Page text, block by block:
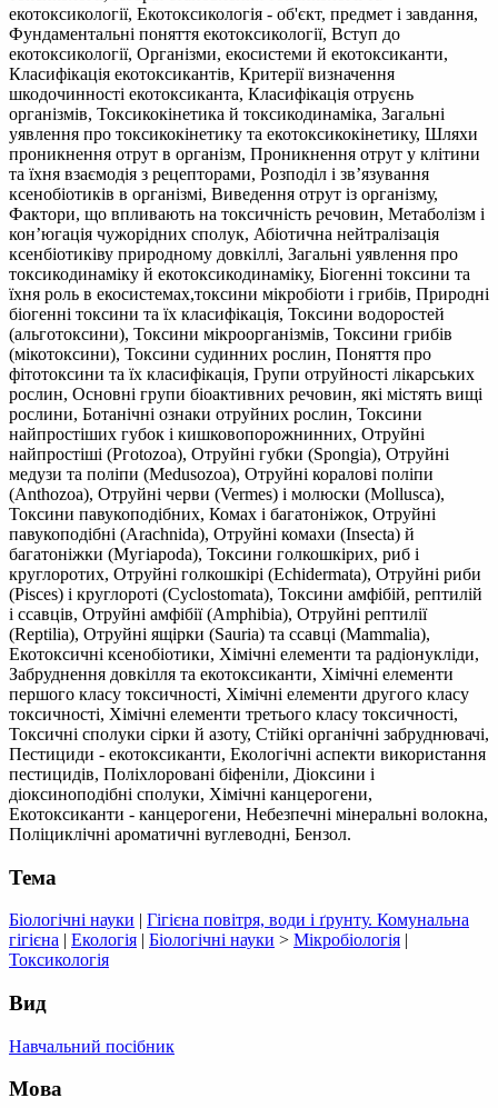
екотоксикології, Екотоксикологія - об'єкт, предмет і завдання,
Фундаментальні поняття екотоксикології, Вступ до
екотоксикології, Організми, екосистеми й екотоксиканти,
Класифікація екотоксикантів, Критерії визначення
шкодочинності екотоксиканта, Класифікація отруєнь
організмів, Токсикокінетика й токсикодинаміка, Загальні
уявлення про токсикокінетику та екотоксикокінетику, Шляхи
проникнення отрут в організм, Проникнення отрут у клітини
та їхня взаємодія з рецепторами, Розподіл і зв’язування
ксенобіотиків в організмі, Виведення отрут із організму,
Фактори, що впливають на токсичність речовин, Метаболізм і
кон’югація чужорідних сполук, Абіотична нейтралізація
ксенбіотиківу природному довкіллі, Загальні уявлення про
токсикодинаміку й екотоксикодинаміку, Біогенні токсини та
їхня роль в екосистемах,токсини мікробіоти і грибів, Природні
біогенні токсини та їх класифікація, Токсини водоростей
(альготоксини), Токсини мікроорганізмів, Токсини грибів
(мікотоксини), Токсини судинних рослин, Поняття про
фітотоксини та їх класифікація, Групи отруйності лікарських
рослин, Основні групи біоактивних речовин, які містять вищі
рослини, Ботанічні ознаки отруйних рослин, Токсини
найпростіших губок і кишковопорожнинних, Отруйні
найпростіші (Ргоtozoa), Отруйні губки (Spongia), Отруйні
медузи та поліпи (Medusozoa), Отруйні коралові поліпи
(Anthozoa), Отруйні черви (Vermes) і молюски (Mollusca),
Токсини павукоподібних, Комах і багатоніжок, Отруйні
павукоподібні (Arachnida), Отруйні комахи (Insecta) й
багатоніжки (Мугіароdа), Токсини голкошкірих, риб і
круглоротих, Отруйні голкошкірі (Echidermata), Отруйні риби
(Pisces) і круглороті (Cyclostomata), Токсини амфібій, рептилій
і ссавців, Отруйні амфібії (Amphibia), Отруйні рептилії
(Reptilia), Отруйні ящірки (Sauria) та ссавці (Mammalia),
Екотоксичні ксенобіотики, Хімічні елементи та радіонукліди,
Забруднення довкілля та екотоксиканти, Хімічні елементи
першого класу токсичності, Хімічні елементи другого класу
токсичності, Хімічні елементи третього класу токсичності,
Токсичні сполуки сірки й азоту, Стійкі органічні забруднювачі,
Пестициди - екотоксиканти, Екологічні аспекти використання
пестицидів, Поліхлоровані біфеніли, Діоксини і
діоксиноподібні сполуки, Хімічні канцерогени,
Екотоксиканти - канцерогени, Небезпечні мінеральні волокна,
Поліциклічні ароматичні вуглеводні, Бензол.
Тема
Біологічні науки | Гігієна повітря, води і ґрунту. Комунальна
гігієна | Екологія | Біологічні науки > Мікробіологія |
Токсикологія
Вид
Навчальний посібник
Мова